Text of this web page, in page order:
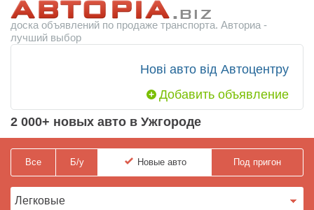
доска объявлений по продаже транспорта. Авториа -
лучший выбор
Нові авто від Автоцентру
Добавить объявление
2 000+ новых авто в Ужгороде
Все Б/у Новые авто Под пригон